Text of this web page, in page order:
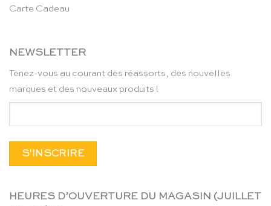
Carte Cadeau
NEWSLETTER
Tenez-vous au courant des réassorts, des nouvelles
marques et des nouveaux produits !
HEURES D’OUVERTURE DU MAGASIN (JUILLET